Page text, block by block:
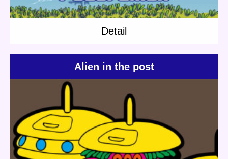
Detail
Alien in the post
Update:2020.02.15
Category: Others Short story